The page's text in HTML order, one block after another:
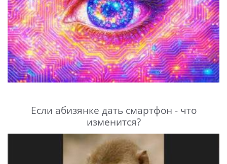
Если абизянке дать смартфон - что
изменится?